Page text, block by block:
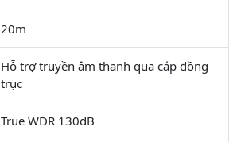
20m
Hỗ trợ truyền âm thanh qua cáp đồng
trục
True WDR 130dB